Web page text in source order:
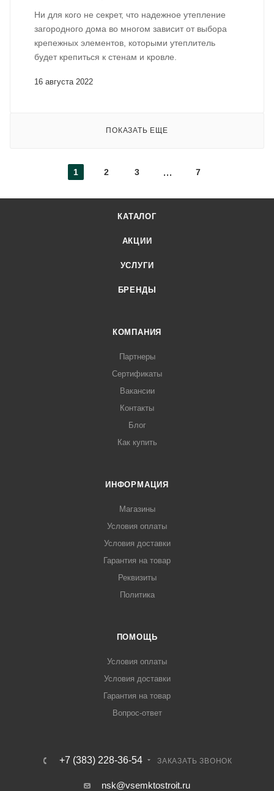
16 августа 2022
Ни для кого не секрет, что надежное утепление
загородного дома во многом зависит от выбора
крепежных элементов, которыми утеплитель
будет крепиться к стенам и кровле.
ПОКАЗАТЬ ЕЩЕ
1 2 3 7
КАТАЛОГ
АКЦИИ
УСЛУГИ
БРЕНДЫ
КОМПАНИЯ
Партнеры
Сертификаты
Вакансии
Контакты
Блог
Как купить
ИНФОРМАЦИЯ
Магазины
Условия оплаты
Условия доставки
Гарантия на товар
Реквизиты
Политика
ПОМОЩЬ
Условия оплаты
Условия доставки
Гарантия на товар
Вопрос-ответ
+7 (383) 228-36-54 ЗАКАЗАТЬ ЗВОНОК
nsk@vsemktostroit.ru